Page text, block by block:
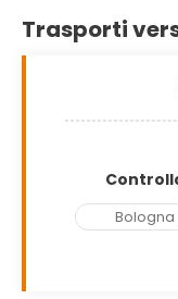
Trasporti
Bologna